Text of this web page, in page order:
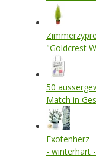
"Goldcrest
50
Match in
Exotenherz
- winterhart